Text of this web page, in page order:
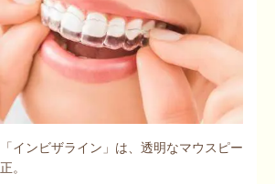
インビザライン」は、透明なマウスピー
。